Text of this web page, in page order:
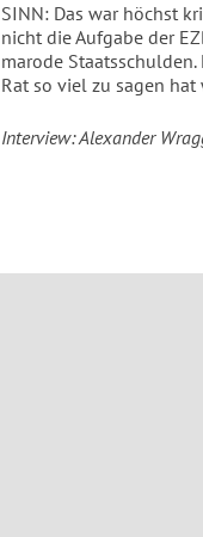
SINN: Das war höchst
nicht die Aufgabe der
marode
Rat so viel zu sagen
Interview: Alexander